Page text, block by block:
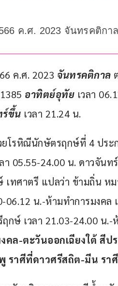
ค.ศ. 2023 จันทรคติก
ค.ศ. 2023 จันทรคติกาล
อาทิตย์อุทัย เวลา
ร์ขึ้น เวลา 21.24 น.
ยโรหิณีนักษัตรฤกษ์ที่ 4 ปร
05.55-24.00 น. ดาวจันท
เทศาตรี แปลว่า ข้ามถิ่น ห
น.-ห้ามทำการมงคล
ษ์ เวลา 21.03-24.00 น.-
ล-ตะวันออกเฉียงใต้ สีป
ราศีที่ดาวศรีสถิต-มีน รา